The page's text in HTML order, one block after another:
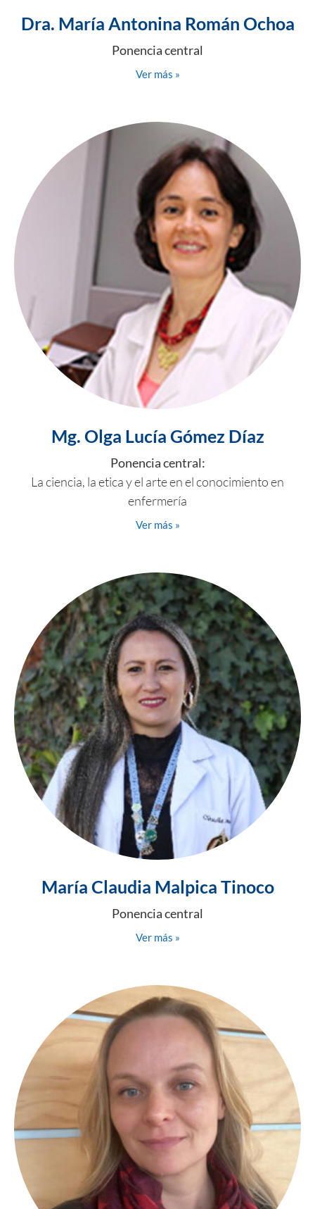
Dra. María Antonina Román Ochoa
Ponencia central
Ver más »
Mg. Olga Lucía Gómez Díaz
Ponencia central:
La ciencia, la etica y el arte en el conocimiento en
enfermería
Ver más »
María Claudia Malpica Tinoco
Ponencia central
Ver más »